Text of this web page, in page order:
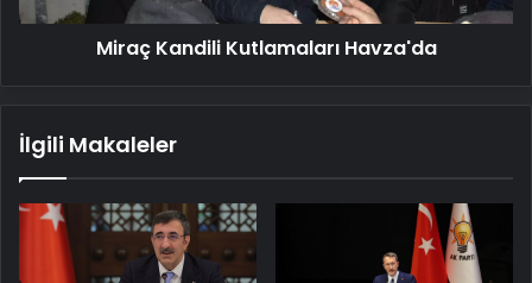
Miraç Kandili Kutlamaları Havza'da
İlgili Makaleler